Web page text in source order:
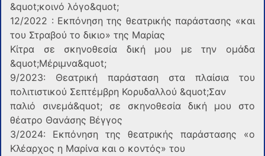
&quot;κοινό λόγο&quot;
12/2022 : Εκπόνηση της θεατρικής παράστασης «και
του Στραβού το δικιο» της Μαρίας
Κίτρα σε σκηνοθεσία δική μου με την ομάδα
&quot;Μέριμνα&quot;
9/2023: Θεατρική παράσταση στα πλαίσια του
πολιτιστικού Σεπτέμβρη Κορυδαλλού &quot;Σαν
παλιό σινεμά&quot; σε σκηνοθεσία δική μου στο
θέατρο Θανάσης Βέγγος
3/2024: Εκπόνηση της θεατρικής παράστασης «ο
Κλέαρχος η Μαρίνα και ο κοντός» του